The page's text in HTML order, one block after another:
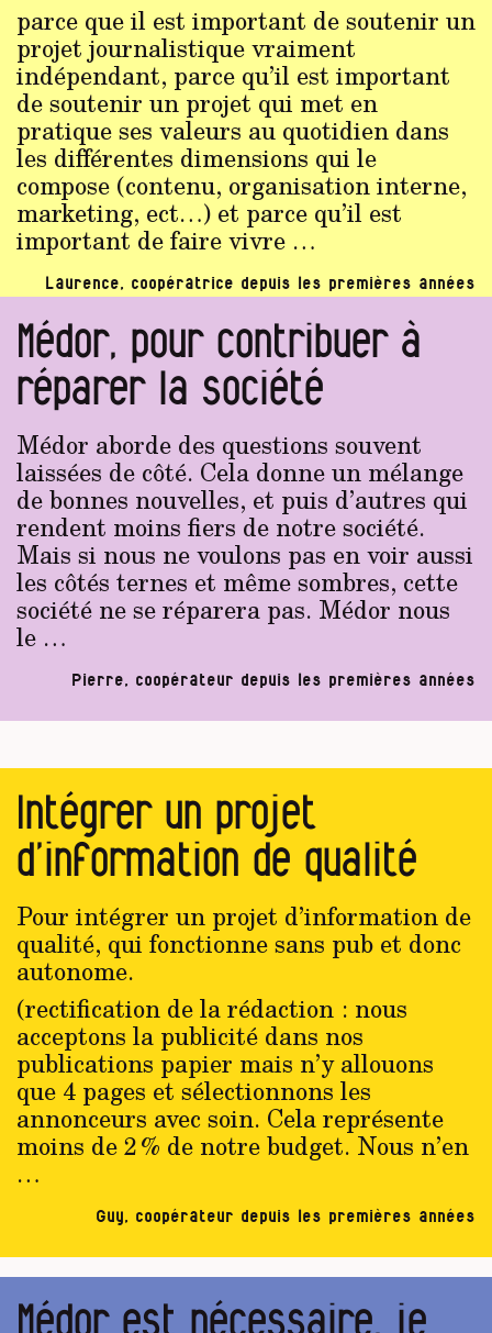
parce que il est important de soutenir un
projet journalistique vraiment
indépendant, parce qu’il est important
de soutenir un projet qui met en
pratique ses valeurs au quotidien dans
les différentes dimensions qui le
compose (contenu, organisation interne,
marketing, ect…) et parce qu’il est
important de faire vivre …
Laurence, coopératrice depuis les premières années
Médor, pour contribuer à
réparer la société
Médor aborde des questions souvent
laissées de côté. Cela donne un mélange
de bonnes nouvelles, et puis d’autres qui
rendent moins fiers de notre société.
Mais si nous ne voulons pas en voir aussi
les côtés ternes et même sombres, cette
société ne se réparera pas. Médor nous
le …
Pierre, coopérateur depuis les premières années
Intégrer un projet
d’information de qualité
Pour intégrer un projet d’information de
qualité, qui fonctionne sans pub et donc
autonome.
(rectification de la rédaction : nous
acceptons la publicité dans nos
publications papier mais n’y allouons
que 4 pages et sélectionnons les
annonceurs avec soin. Cela représente
moins de 2 % de notre budget. Nous n’en
…
Guy, coopérateur depuis les premières années
Médor est nécessaire, je